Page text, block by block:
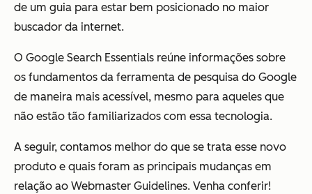
de um guia para estar bem posicionado no maior
buscador da internet.
O Google Search Essentials reúne informações sobre
os fundamentos da ferramenta de pesquisa do Google
de maneira mais acessível, mesmo para aqueles que
não estão tão familiarizados com essa tecnologia.
A seguir, contamos melhor do que se trata esse novo
produto e quais foram as principais mudanças em
relação ao Webmaster Guidelines. Venha conferir!